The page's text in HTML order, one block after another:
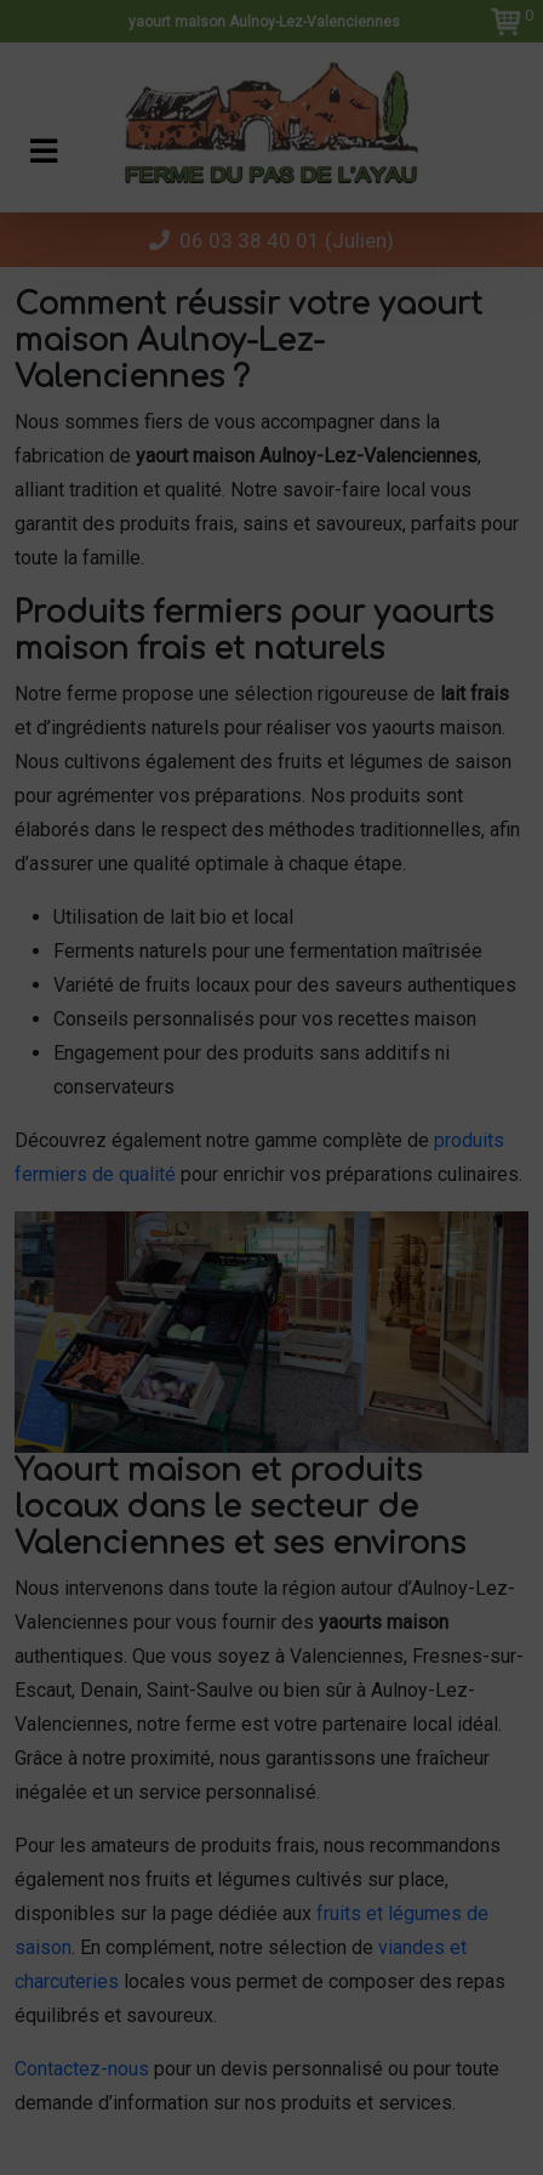
yaourt maison Aulnoy-Lez-Valenciennes 0
06 03 38 40 01 (Julien)
Comment réussir votre yaourt
maison Aulnoy-Lez-
Valenciennes ?
Nous sommes fiers de vous accompagner dans la
fabrication de yaourt maison Aulnoy-Lez-Valenciennes,
alliant tradition et qualité. Notre savoir-faire local vous
garantit des produits frais, sains et savoureux, parfaits pour
toute la famille.
Produits fermiers pour yaourts
maison frais et naturels
Notre ferme propose une sélection rigoureuse de lait frais
et d’ingrédients naturels pour réaliser vos yaourts maison.
Nous cultivons également des fruits et légumes de saison
pour agrémenter vos préparations. Nos produits sont
élaborés dans le respect des méthodes traditionnelles, afin
d’assurer une qualité optimale à chaque étape.
Utilisation de lait bio et local
Ferments naturels pour une fermentation maîtrisée
Variété de fruits locaux pour des saveurs authentiques
Conseils personnalisés pour vos recettes maison
Engagement pour des produits sans additifs ni
conservateurs
Découvrez également notre gamme complète de produits
fermiers de qualité pour enrichir vos préparations culinaires.
Yaourt maison et produits
locaux dans le secteur de
Valenciennes et ses environs
Nous intervenons dans toute la région autour d’Aulnoy-Lez-
Valenciennes pour vous fournir des yaourts maison
authentiques. Que vous soyez à Valenciennes, Fresnes-sur-
Escaut, Denain, Saint-Saulve ou bien sûr à Aulnoy-Lez-
Valenciennes, notre ferme est votre partenaire local idéal.
Grâce à notre proximité, nous garantissons une fraîcheur
inégalée et un service personnalisé.
Pour les amateurs de produits frais, nous recommandons
également nos fruits et légumes cultivés sur place,
disponibles sur la page dédiée aux fruits et légumes de
saison . En complément, notre sélection de viandes et
charcuteries locales vous permet de composer des repas
équilibrés et savoureux.
Contactez-nous pour un devis personnalisé ou pour toute
demande d’information sur nos produits et services.
Panneau de gestion des cookies